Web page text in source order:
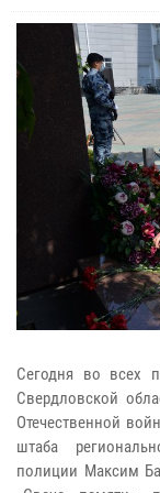
Сегодня во всех
Свердловской
Отечественной
штаба
полиции Максим